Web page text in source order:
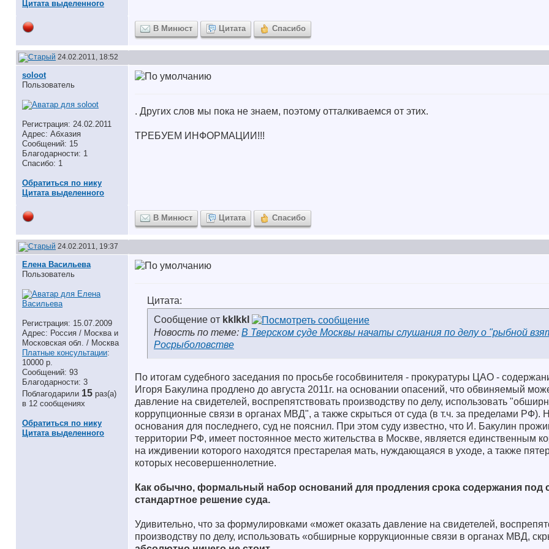
Цитата выделенного
В Минюст Цитата Спасибо
24.02.2011, 18:52
soloot
Пользователь
Регистрация: 24.02.2011
Адрес: Абхазия
Сообщений: 15
Благодарности: 1
Спасибо: 1
Обратиться по нику
Цитата выделенного
. Других слов мы пока не знаем, поэтому отталкиваемся от этих.
ТРЕБУЕМ ИНФОРМАЦИИ!!!
В Минюст Цитата Спасибо
24.02.2011, 19:37
Елена Васильева
Пользователь
Регистрация: 15.07.2009
Адрес: Россия / Москва и
Московская обл. / Москва
Платные консультации:
10000 р.
Сообщений: 93
Благодарности: 3
Поблагодарили 15 раз(а)
в 12 сообщениях
Обратиться по нику
Цитата выделенного
Цитата:
Сообщение от kklkkl
Новость по теме: В Тверском суде Москвы начаты слушания по делу о "рыбной
Росрыболовстве
По итогам судебного заседания по просьбе гособвинителя - прокуратуры ЦАО -
Игоря Бакулина продлено до августа 2011г. на основании опасений, что обвиняемый
давление на свидетелей, воспрепятствовать производству по делу, использовать
коррупционные связи в органах МВД", а также скрыться от суда (в т.ч. за пределами РФ).
основания для последнего, суд не пояснил. При этом суду известно, что И. Бакулин
территории РФ, имеет постоянное место жительства в Москве, является единственным
на иждивении которого находятся престарелая мать, нуждающаяся в уходе, а также
которых несовершеннолетние.
Как обычно, формальный набор оснований для продления срока содержания под
стандартное решение суда.
Удивительно, что за формулировками «может оказать давление на свидетелей,
производству по делу, использовать «обширные коррукционные связи в органах МВД,